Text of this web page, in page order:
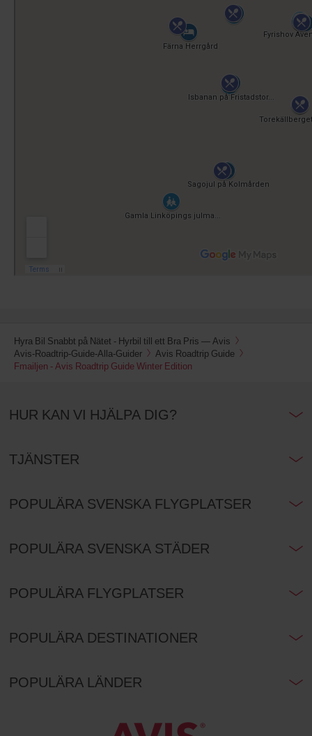
Hyra Bil Snabbt på Nätet - Hyrbil till ett Bra Pris — Avis
Avis-Roadtrip-Guide-Alla-Guider
Avis Roadtrip Guide
Fmailjen - Avis Roadtrip Guide Winter Edition
HUR KAN VI HJÄLPA DIG?
TJÄNSTER
POPULÄRA SVENSKA FLYGPLATSER
POPULÄRA SVENSKA STÄDER
POPULÄRA FLYGPLATSER
POPULÄRA DESTINATIONER
POPULÄRA LÄNDER